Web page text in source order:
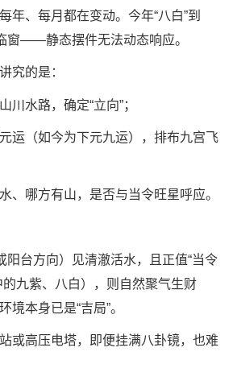
年、每月都在变动。今年“八白”到
窗——静态摆件无法动态响应。
究的是：
川水路，确定“立向”；
运（如今为下元九运），排布九宫飞
、哪方有山，是否与当令旺星呼应。
阳台方向）见清澈活水，且正值“当令
的九紫、八白），则自然聚气生财
本身已是“吉局”。
或高压电塔，即便挂满八卦镜，也难